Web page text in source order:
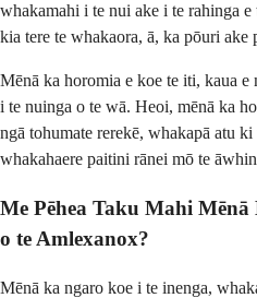
whakamahi i te nui ake i te rahinga
kia tere te whakaora, ā, ka pōuri ake
Mēnā ka horomia e koe te iti, kaua e
i te nuinga o te wā. Heoi, mēnā ka
ngā tohumate rerekē, whakapā atu
whakahaere paitini rānei mō te
Me Pēhea Taku Mahi
o te Amlexanox?
Mēnā ka ngaro koe i te inenga,